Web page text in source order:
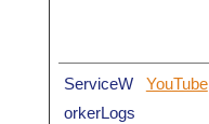
ServiceW
orkerLogs
YouTube